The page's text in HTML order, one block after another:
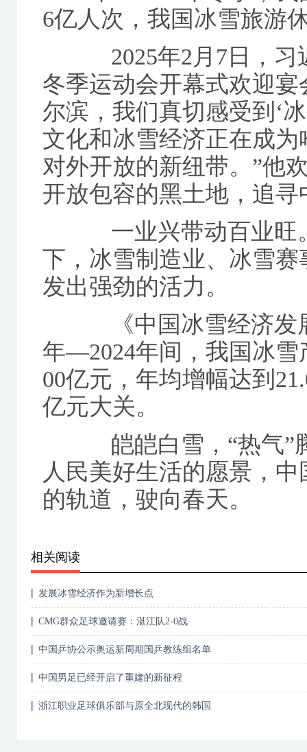
6亿人次，我国冰雪旅游
2025年2月7日，习
冬季运动会开幕式欢迎
尔滨，我们真切感受到‘
文化和冰雪经济正在成
对外开放的新纽带。”他
开放包容的黑土地，追
一业兴带动百业旺
下，冰雪制造业、冰雪
发出强劲的活力。
《中国冰雪经济发展
年—2024年间，我国冰雪
00亿元，年均增幅达到
亿元大关。
皑皑白雪，“热气”
人民美好生活的愿景，
的轨道，驶向春天。
相关阅读
发展冰雪经济作为新增长点
CMG群众足球邀请赛：湛江队2-0战
中国乒协公示奥运新周期国乒教练组名单
中国男足已经开启了重建的新征程
浙江职业足球俱乐部与原全北现代的韩国